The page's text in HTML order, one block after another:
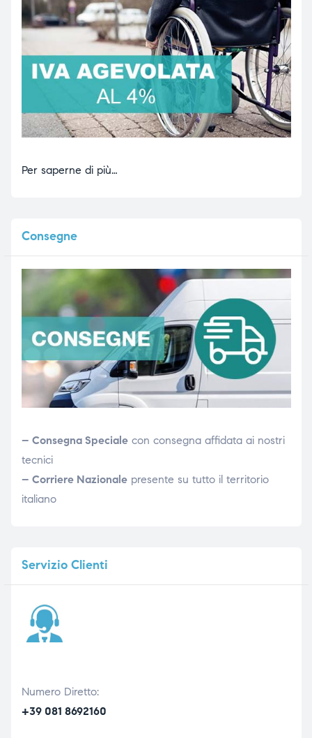
Per saperne di più…
Consegne
– Consegna Specialecon consegna affidata ai nostri
tecnici
– Corriere Nazionalepresente su tutto il territorio
italiano
ServizioClienti
Numero Diretto:
+39 081 8692160